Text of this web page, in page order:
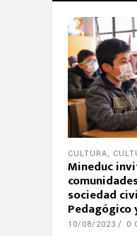
CULTURA,
Mineduc
sociedad
Pedagógico
10/08/2023 0